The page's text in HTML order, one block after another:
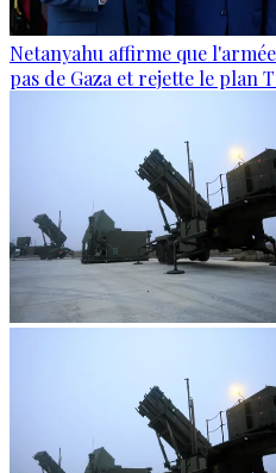
Netanyahu affirme que
pas de Gaza et rejette le plan